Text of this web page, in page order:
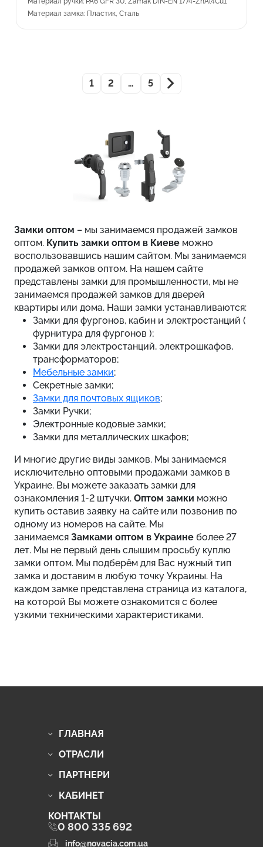
Материал замка: Пластик, Сталь
1 2 … 5
Замки оптом – мы занимаемся продажей замков
оптом. Купить замки оптом в Киеве можно
воспользовавшись нашим сайтом. Мы занимаемся
продажей замков оптом. На нашем сайте
представлены замки для промышленности, мы не
занимаемся продажей замков для дверей
квартиры или дома. Наши замки устанавливаются:
Замки для фургонов, кабин и электростанций (
фурнитура для фургонов );
Замки для электростанций, электрошкафов,
трансформаторов;
Мебельные замки;
Секретные замки;
Замки для почтовых ящиков;
Замки Ручки;
Электронные кодовые замки;
Замки для металлических шкафов;
И многие другие виды замков. Мы занимаемся
исключительно оптовыми продажами замков в
Украине. Вы можете заказать замки для
ознакомления 1-2 штучки. Оптом замки можно
купить оставив заявку на сайте или позвонив по
одному из номеров на сайте. Мы
занимаемся Замками оптом в Украине более 27
лет. Мы не первый день слышим просьбу куплю
замки оптом. Мы подберём для Вас нужный тип
замка и доставим в любую точку Украины. На
каждом замке представлена страница из каталога,
на которой Вы можете ознакомится с более
узкими техническими характеристиками.
ГЛАВНАЯ
ОТРАСЛИ
ПАРТНЕРИ
КАБИНЕТ
КОНТАКТЫ
0 800 335 692
info@novacia.com.ua